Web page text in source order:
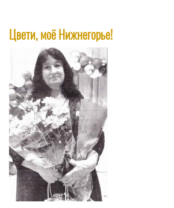
Цвети, моё Нижнегорье!